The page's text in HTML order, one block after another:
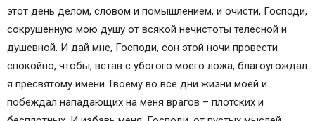
этот день делом, словом и помышлением, и очисти, Господи,
сокрушенную мою душу от всякой нечистоты телесной и
душевной. И дай мне, Господи, сон этой ночи провести
спокойно, чтобы, встав с убогого моего ложа, благоугождал
я пресвятому имени Твоему во все дни жизни моей и
побеждал нападающих на меня врагов – плотских и